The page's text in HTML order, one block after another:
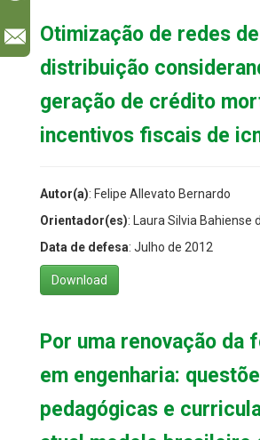
Otimização de redes de
distribuição
geração de crédito
incentivos fiscais de
Autor(a): Felipe Allevato Bernardo
Orientador(es): Laura Silvia Bahiense
Data de defesa: Julho de 2012
Download
Por uma renovação da
em engenharia:
pedagógicas e